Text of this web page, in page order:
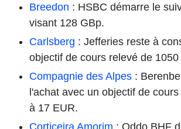
Breedon : HSBC démarre le
visant 128 GBp.
Carlsberg : Jefferies reste à
objectif de cours relevé de
Compagnie des Alpes :
l'achat avec un objectif de
à 17 EUR.
Corticeira Amorim : Oddo BHF